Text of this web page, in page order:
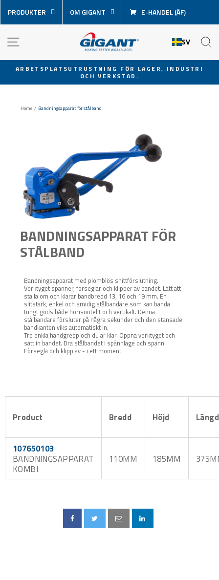
över
innehåll
PRODUKTER OM GIGANT E-HANDEL (ÅF)
SV
Pausa
ARBETSPLATSUTRUSTNING FÖR LAGER, INDUSTRI
OCH VERKSTAD.
Home / Bandningsapparat för stålband
BANDNINGSAPPARAT FÖR
STÅLBAND
Bandningsapparat med plomblös snittförslutning.
Verktyget spänner, förseglar och klipper av bandet. Lätt att
ställa om och klarar bandbredd 13, 16 och 19 mm. En
slitstark, enkel och smidig stålbandare som kan banda
tungt gods både horisontellt och vertikalt. Denna
stålbandare försluter på några sekunder och den stansade
bandkanten viks automatiskt in.
Tre enkla handgrepp och du är klar. Öppna verktyget och
sätt in bandet. Dra stålbandet i spännläge och spänn.
Försegla och klipp av - i ett moment.
Product Bredd Höjd Längd
107650103
BANDNINGSAPPARAT
KOMBI
110MM 185MM